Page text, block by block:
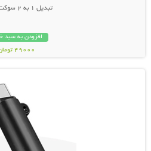
تبدیل 1 به 2 سوکت آیفون
افزودن به سبد
49000 تومان